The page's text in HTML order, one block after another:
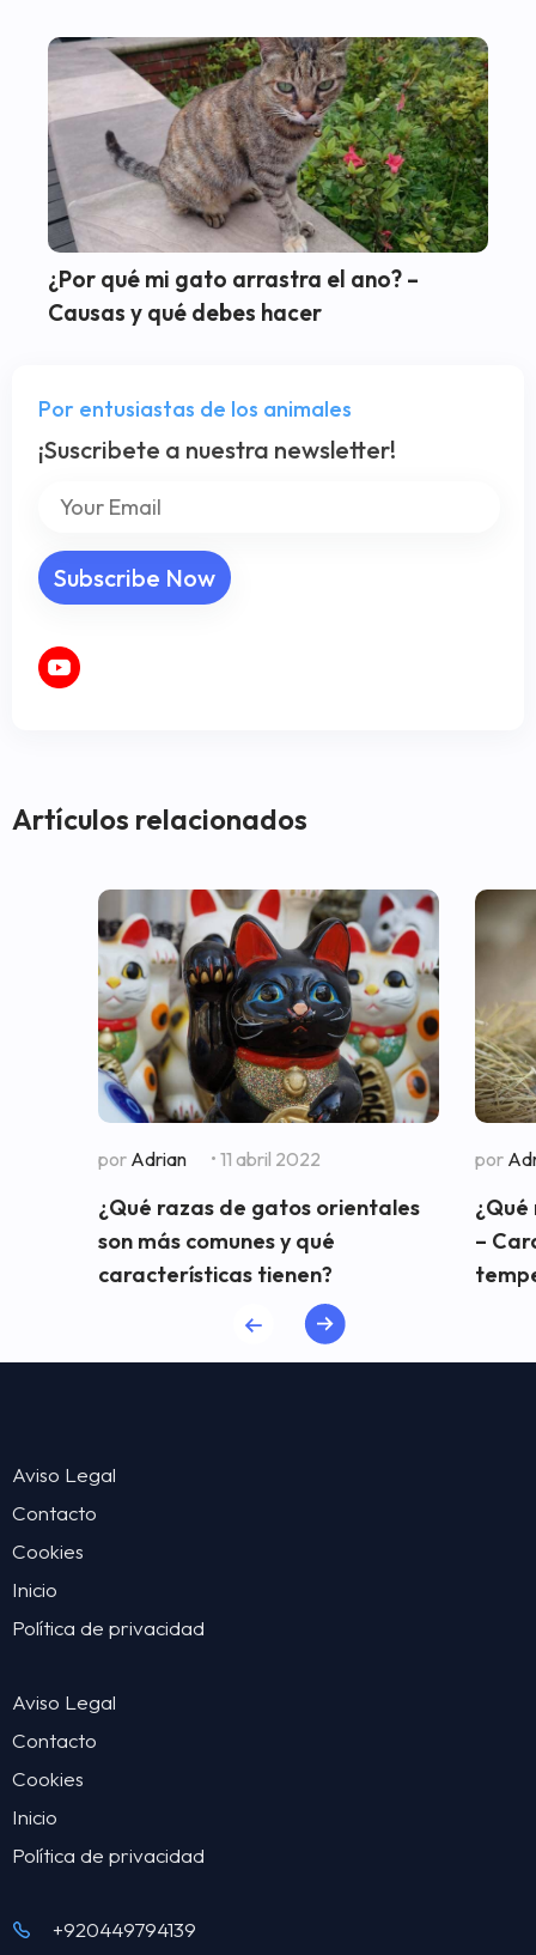
¿Por qué mi gato arrastra el ano? –
Causas y qué debes hacer
Por entusiastas de los animales
¡Suscribete a nuestra newsletter!
Artículos relacionados
por Adrian • 11 abril 2022
¿Qué razas de gatos orientales
son más comunes y qué
características tienen?
por
–
Aviso Legal
Contacto
Cookies
Inicio
Política de privacidad
Aviso Legal
Contacto
Cookies
Inicio
Política de privacidad
+920449794139